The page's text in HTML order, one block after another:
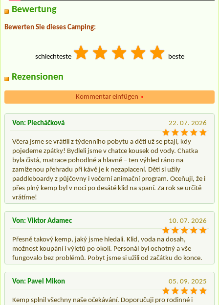
Bewertung
Bewerten Sie dieses Camping:
schlechteste beste
Rezensionen
Kommentar einfügen »
22. 07. 2026
Von: Plecháčková
Včera jsme se vrátili z týdenního pobytu a děti už se ptají, kdy
pojedeme zpátky! Bydleli jsme v chatce kousek od vody. Chatka
byla čistá, matrace pohodlné a hlavně – ten výhled ráno na
zamlženou přehradu při kávě je k nezaplacení. Děti si užily
paddleboardy z půjčovny i večerní animační program. Oceňuji, že i
přes plný kemp byl v noci po desáté klid na spaní. Za rok se určitě
vrátíme!
10. 07. 2026
Von: Viktor Adamec
Přesně takový kemp, jaký jsme hledali. Klid, voda na dosah,
možnost koupání i výletů po okolí. Personál byl ochotný a vše
fungovalo bez problémů. Pobyt jsme si užili od začátku do konce.
05. 09. 2025
Von: Pavel Mikon
Kemp splnil všechny naše očekávání. Doporučuji pro rodinné i